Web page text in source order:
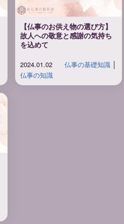
【仏事のお供え物の選び方】
故人への敬意と感謝の気持ち
を込めて
2024.01.02 仏事の基礎知識│
仏事の知識